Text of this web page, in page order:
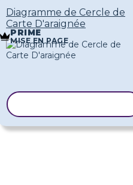
Diagramme de Cercle de
Carte D'araignée
PRIME
MISE EN PAGE